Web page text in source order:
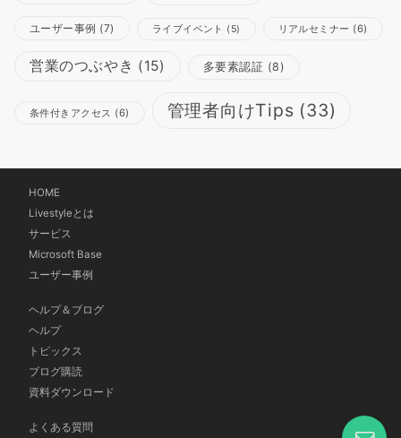
ユーザー事例 (7) ライブイベント (5) リアルセミナー (6)
営業のつぶやき (15) 多要素認証 (8)
条件付きアクセス (6) 管理者向けTips (33)
HOME
Livestyleとは
サービス
Microsoft Base
ユーザー事例
ヘルプ＆ブログ
ヘルプ
トピックス
ブログ購読
資料ダウンロード
よくある質問